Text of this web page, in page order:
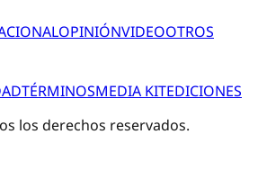
OPINIÓNVIDEOOTROS
TÉRMINOSMEDIA KITEDICIONES
los derechos reservados.